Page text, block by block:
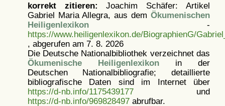
korrekt zitieren: Joachim Schäfer: Artikel
Gabriel Maria Allegra, aus dem Ökumenischen
Heiligenlexikon-
https://www.heiligenlexikon.de/BiographienG/
, abgerufen am 7. 8. 2026
Die Deutsche Nationalbibliothek verzeichnet das
Ökumenische Heiligenlexikonin der
Deutschen Nationalbibliografie; detaillierte
bibliografische Daten sind im Internet über
https://d-nb.info/1175439177und
https://d-nb.info/969828497abrufbar.